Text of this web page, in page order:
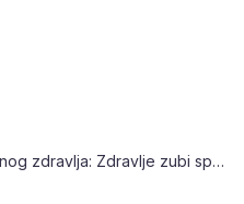
Svjetski dan oralnog zdravlja: Zdravlje zubi sprječava pojavu bolesti, a uskoro kreće poseban program za starije osobe